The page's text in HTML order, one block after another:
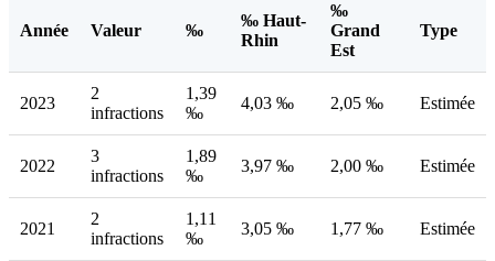
Année Valeur ‰
‰ Haut-
Rhin
‰
Grand
Est
Type
2023
2
infractions
1,39
‰
4,03 ‰ 2,05 ‰ Estimée
2022
3
infractions
1,89
‰
3,97 ‰ 2,00 ‰ Estimée
2021
2
infractions
1,11
‰
3,05 ‰ 1,77 ‰ Estimée